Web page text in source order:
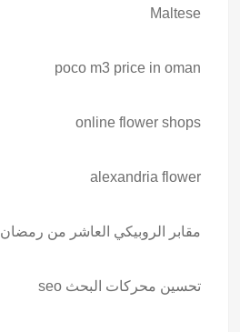
Maltese
poco m3 price in oman
online flower shops
alexandria flower
مقابر الروبيكي العاشر من رمضان
تحسين محركات البحث seo